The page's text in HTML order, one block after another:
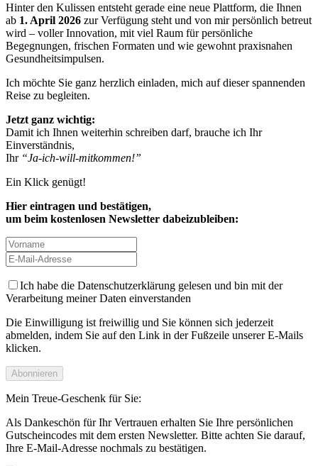
Hinter den Kulissen entsteht gerade eine neue Plattform, die Ihnen
ab 1. April 2026 zur Verfügung steht und von mir persönlich betreut
wird – voller Innovation, mit viel Raum für persönliche
Begegnungen, frischen Formaten und wie gewohnt praxisnahen
Gesundheitsimpulsen.
Ich möchte Sie ganz herzlich einladen, mich auf dieser spannenden
Reise zu begleiten.
Jetzt ganz wichtig:
Damit ich Ihnen weiterhin schreiben darf, brauche ich Ihr
Einverständnis,
Ihr “Ja-ich-will-mitkommen!”
Ein Klick genügt!
Hier eintragen und bestätigen,
um beim kostenlosen Newsletter dabeizubleiben:
Ich habe die Datenschutzerklärung gelesen und bin mit der
Verarbeitung meiner Daten einverstanden
Die Einwilligung ist freiwillig und Sie können sich jederzeit
abmelden, indem Sie auf den Link in der Fußzeile unserer E-Mails
klicken.
Abonnieren
Mein Treue-Geschenk für Sie:
Als Dankeschön für Ihr Vertrauen erhalten Sie Ihre persönlichen
Gutscheincodes mit dem ersten Newsletter. Bitte achten Sie darauf,
Ihre E-Mail-Adresse nochmals zu bestätigen.